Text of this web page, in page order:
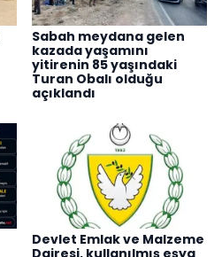
Sabah meydana gelen
kazada yaşamını
yitirenin 85 yaşındaki
Turan Obalı olduğu
açıklandı
Devlet Emlak ve Malzeme